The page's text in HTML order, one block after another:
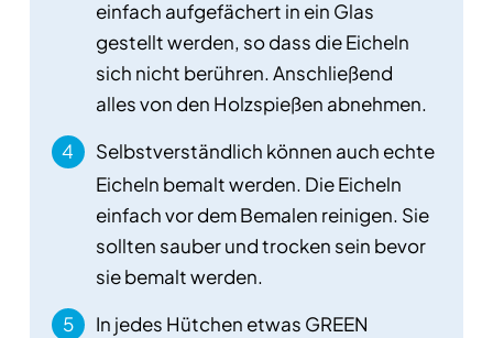
einfach aufgefächert in ein Glas
gestellt werden, so dass die Eicheln
sich nicht berühren. Anschließend
alles von den Holzspießen abnehmen.
Selbstverständlich können auch echte
Eicheln bemalt werden. Die Eicheln
einfach vor dem Bemalen reinigen. Sie
sollten sauber und trocken sein bevor
sie bemalt werden.
In jedes Hütchen etwas GREEN